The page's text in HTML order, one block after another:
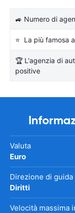
🚙 Numero di
⭐ La più famosa
🏆 L'agenzia di
positive
Valuta
Euro
Direzione di guida
Diritti
Velocità massima